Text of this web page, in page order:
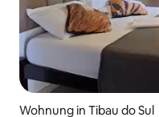
Wohnung in Tibau do Sul